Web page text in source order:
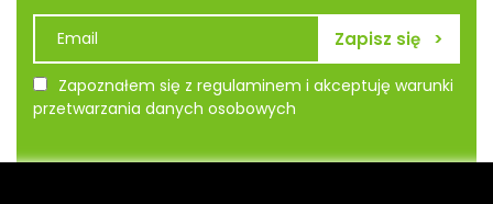
Zapoznałem się z regulaminem i akceptuję warunki
przetwarzania danych osobowych